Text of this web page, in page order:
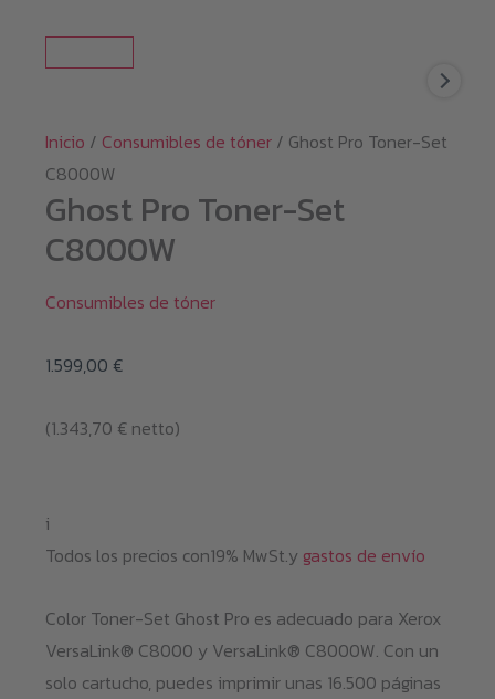
Inicio / Consumibles de tóner/ Ghost Pro Toner-Set
C8000W
Ghost Pro Toner-Set
C8000W
Consumibles de tóner
1.599,00 €
(1.343,70 €netto)
i
Todos los precios con19% MwSt.y gastos de envío
Color Toner-Set Ghost Pro es adecuado para Xerox
VersaLink® C8000 y VersaLink® C8000W. Con un
solo cartucho, puedes imprimir unas 16.500 páginas